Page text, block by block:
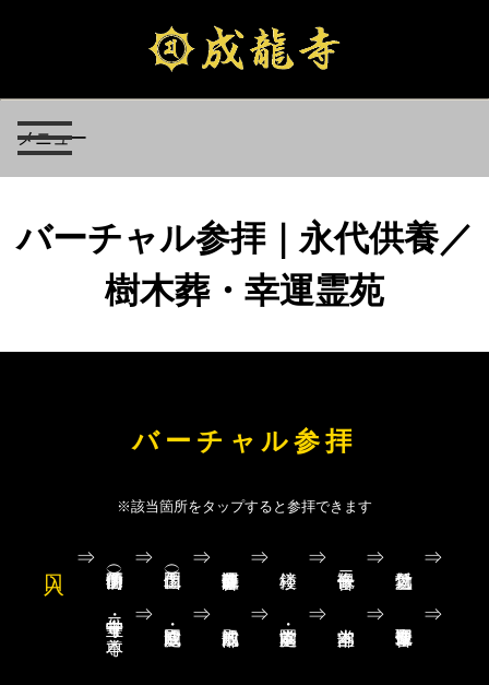
メニュー
バーチャル参拝｜永代供養／
樹木葬・幸運霊苑
バーチャル参拝
※該当箇所をタップすると参拝できます
⇒ ⇒ ⇒ ⇒ ⇒ ⇒ ⇒
寺宝堂・十二守り本尊 ⇒ ⇒ ⇒ ⇒ ⇒ ⇒